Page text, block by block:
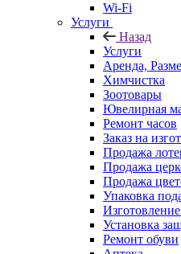
Wi-Fi
Услуги
Назад
Услуги
Аренда,
Химчистка
Зоотовары
Ювелирная
Ремонт часов
Заказ на
Продажа
Продажа
Продажа
Упаковка
Установка
Ремонт обуви